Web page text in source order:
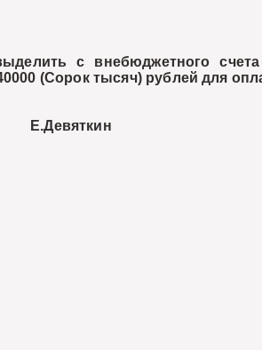
с внебюджетного счета
(Сорок тысяч) рублей для